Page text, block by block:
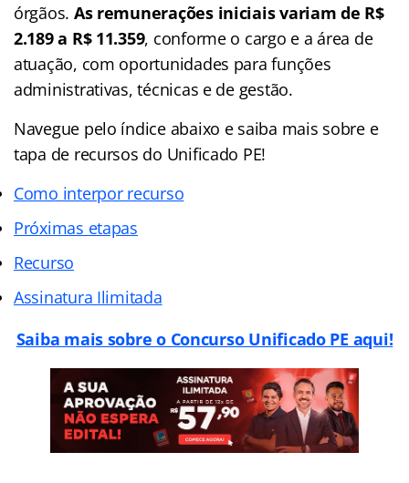
órgãos. As remunerações iniciais variam de R$
2.189 a R$ 11.359, conforme o cargo e a área de
atuação, com oportunidades para funções
administrativas, técnicas e de gestão.
Navegue pelo índice abaixo e saiba mais sobre e
tapa de recursos do Unificado PE!
Como interpor recurso
Próximas etapas
Recurso
Assinatura Ilimitada
Saiba mais sobre o Concurso Unificado PE aqui!